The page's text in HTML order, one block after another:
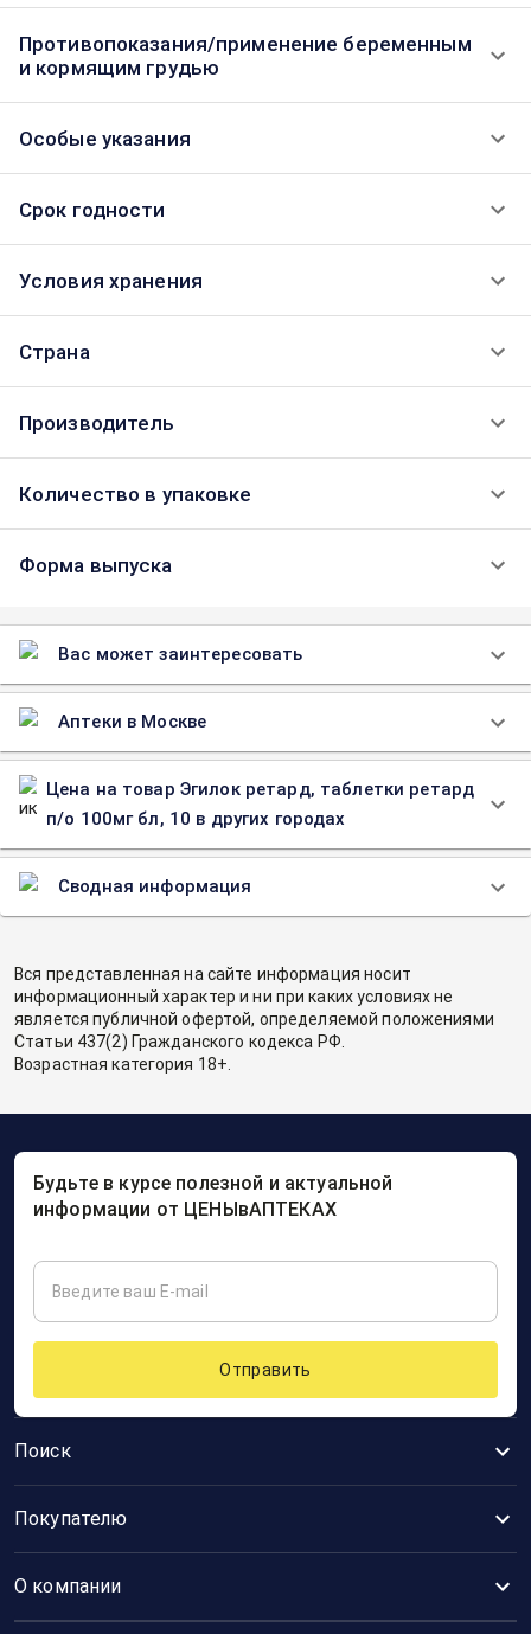
Противопоказания/применение беременным
и кормящим грудью
Особые указания
Срок годности
Условия хранения
Страна
Производитель
Количество в упаковке
Форма выпуска
Вас может заинтересовать
Аптеки в Москве
Цена на товар Эгилок ретард, таблетки ретард
п/о 100мг бл, 10 в других городах
Сводная информация
Вся представленная на сайте информация носит
информационный характер и ни при каких условиях не
является публичной офертой, определяемой положениями
Статьи 437(2) Гражданского кодекса РФ.
Возрастная категория 18+.
Поиск
Покупателю
О компании
Будьте в курсе полезной и актуальной
информации от ЦЕНЫвАПТЕКАХ
Отправить